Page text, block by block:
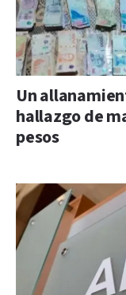
Un
hallazgo de
pesos